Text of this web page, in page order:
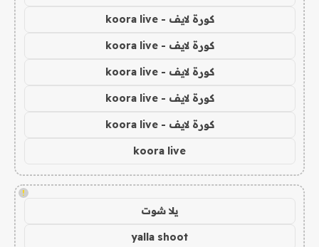
كورة لايف - koora live
كورة لايف - koora live
كورة لايف - koora live
كورة لايف - koora live
كورة لايف - koora live
koora live
!
يلا شوت
yalla shoot